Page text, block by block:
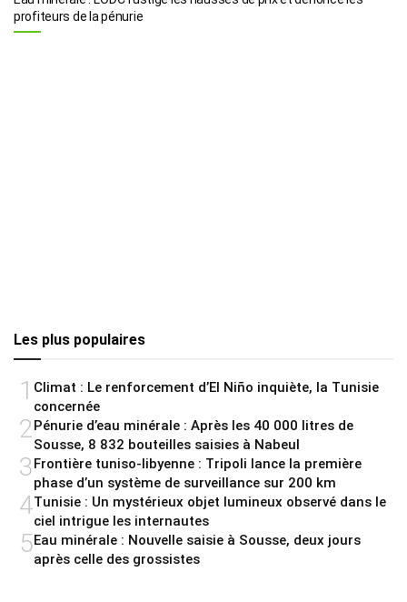
profiteurs de la pénurie
Les plus populaires
1 Climat : Le renforcement d’El Niño inquiète, la Tunisie
concernée
2Pénurie d’eau minérale : Après les 40 000 litres de
Sousse, 8 832 bouteilles saisies à Nabeul
3Frontière tuniso-libyenne : Tripoli lance la première
phase d’un système de surveillance sur 200 km
4Tunisie : Un mystérieux objet lumineux observé dans le
ciel intrigue les internautes
5Eau minérale : Nouvelle saisie à Sousse, deux jours
après celle des grossistes